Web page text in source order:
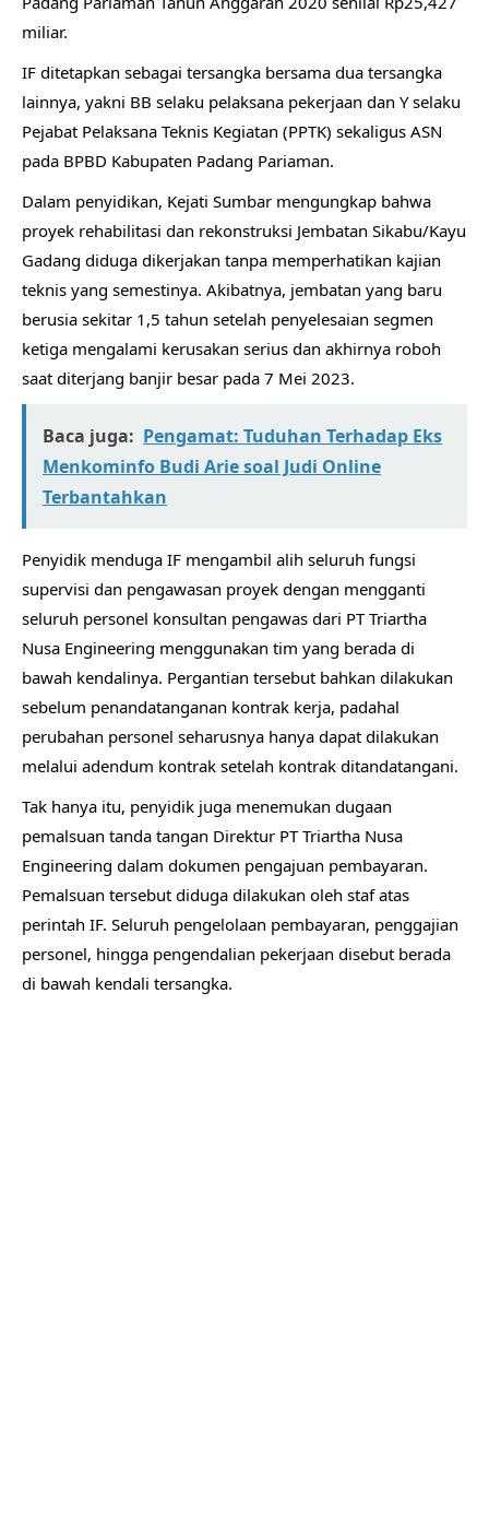
miliar.
IF ditetapkan sebagai tersangka bersama dua tersangka
lainnya, yakni BB selaku pelaksana pekerjaan dan Y selaku
Pejabat Pelaksana Teknis Kegiatan (PPTK) sekaligus ASN
pada BPBD Kabupaten Padang Pariaman.
Dalam penyidikan, Kejati Sumbar mengungkap bahwa
proyek rehabilitasi dan rekonstruksi Jembatan Sikabu/Kayu
Gadang diduga dikerjakan tanpa memperhatikan kajian
teknis yang semestinya. Akibatnya, jembatan yang baru
berusia sekitar 1,5 tahun setelah penyelesaian segmen
ketiga mengalami kerusakan serius dan akhirnya roboh
saat diterjang banjir besar pada 7 Mei 2023.
Baca juga: Pengamat: Tuduhan Terhadap Eks
Menkominfo Budi Arie soal Judi Online
Terbantahkan
Penyidik menduga IF mengambil alih seluruh fungsi
supervisi dan pengawasan proyek dengan mengganti
seluruh personel konsultan pengawas dari PT Triartha
Nusa Engineering menggunakan tim yang berada di
bawah kendalinya. Pergantian tersebut bahkan dilakukan
sebelum penandatanganan kontrak kerja, padahal
perubahan personel seharusnya hanya dapat dilakukan
melalui adendum kontrak setelah kontrak ditandatangani.
Tak hanya itu, penyidik juga menemukan dugaan
pemalsuan tanda tangan Direktur PT Triartha Nusa
Engineering dalam dokumen pengajuan pembayaran.
Pemalsuan tersebut diduga dilakukan oleh staf atas
perintah IF. Seluruh pengelolaan pembayaran, penggajian
personel, hingga pengendalian pekerjaan disebut berada
di bawah kendali tersangka.